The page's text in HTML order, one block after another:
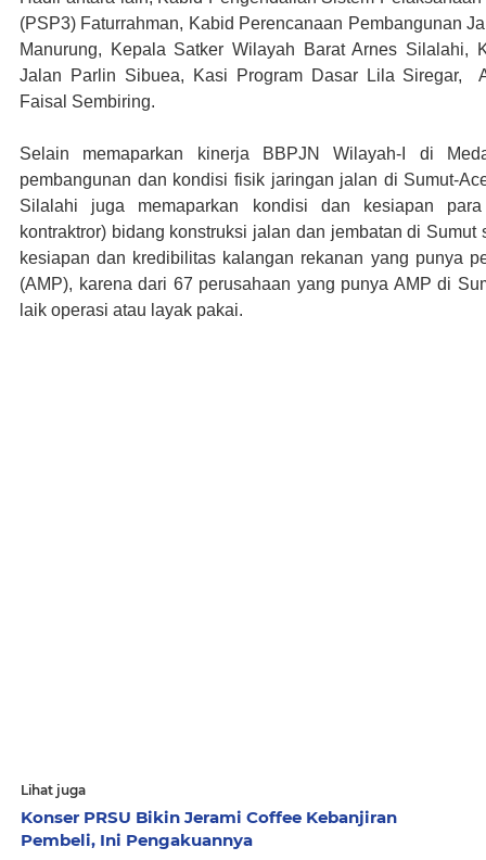
(PSP3) Faturrahman, Kabid Perencanaan Pembangunan
Manurung, Kepala Satker Wilayah Barat Arnes Silalahi,
Jalan Parlin Sibuea, Kasi Program Dasar Lila Siregar,
Faisal Sembiring.
Selain memaparkan kinerja BBPJN Wilayah-I di
pembangunan dan kondisi fisik jaringan jalan di Sumut-
Silalahi juga memaparkan kondisi dan kesiapan
kontraktror) bidang konstruksi jalan dan jembatan di
kesiapan dan kredibilitas kalangan rekanan yang punya
(AMP), karena dari 67 perusahaan yang punya AMP di
laik operasi atau layak pakai.
Lihat juga
Konser PRSU Bikin Jerami Coffee Kebanjiran
Pembeli, Ini Pengakuannya